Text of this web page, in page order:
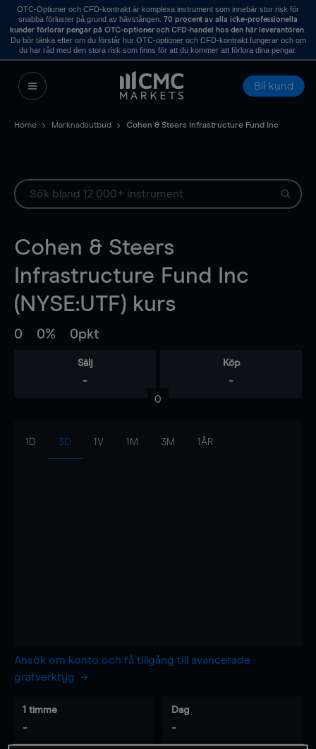
OTC-Optioner och CFD-kontrakt är komplexa instrument som innebär stor risk för
snabba förluster på grund av hävstången. 70 procent av alla icke-professionella
kunder förlorar pengar på OTC-optioner och CFD-handel hos den här leverantören.
Du bör tänka efter om du förstår hur OTC-optioner och CFD-kontrakt fungerar och om
du har råd med den stora risk som finns för att du kommer att förlora dina pengar.
Bli kund
Home Marknadsutbud Cohen & Steers Infrastructure Fund Inc
Cohen & Steers
Infrastructure Fund Inc
(NYSE:UTF) kurs
0 0% 0pkt
Sälj
-
Köp
-
0
1D 3D 1V 1M 3M 1ÅR
Ansök om konto och få tillgång till avancerade
grafverktyg
1 timme
-
Dag
-